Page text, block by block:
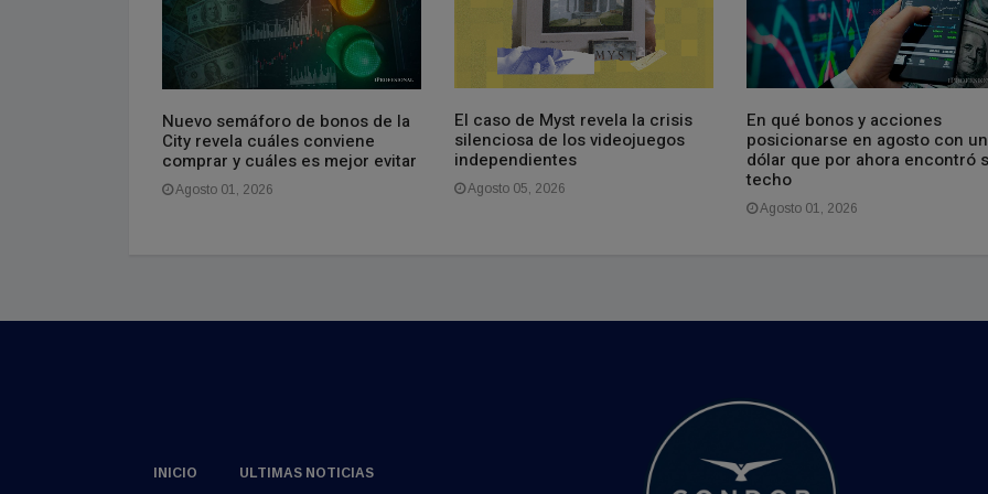
Nuevo semáforo de bonos de la
City revela cuáles conviene
comprar y cuáles es mejor evitar
Agosto 01, 2026
El caso de Myst revela la crisis
silenciosa de los videojuegos
independientes
Agosto 05, 2026
En qué bonos y acciones
posicionarse en agosto con un
dólar que por ahora encontró
techo
Agosto 01, 2026
INICIO
ULTIMAS NOTICIAS